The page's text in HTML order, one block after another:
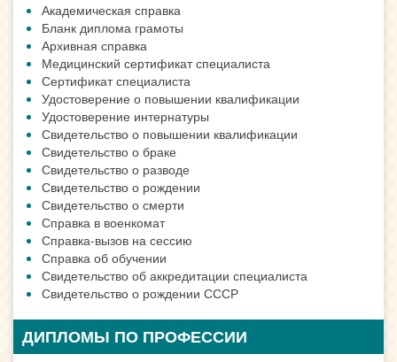
Академическая справка
Бланк диплома грамоты
Архивная справка
Медицинский сертификат специалиста
Сертификат специалиста
Удостоверение о повышении квалификации
Удостоверение интернатуры
Свидетельство о повышении квалификации
Свидетельство о браке
Свидетельство о разводе
Свидетельство о рождении
Свидетельство о смерти
Справка в военкомат
Справка-вызов на сессию
Справка об обучении
Свидетельство об аккредитации специалиста
Свидетельство о рождении СССР
ДИПЛОМЫ ПО ПРОФЕССИИ